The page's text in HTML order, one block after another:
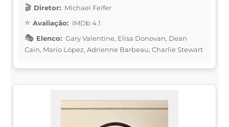
Diretor: Michael Feifer
Avaliação: IMDb 4.1
Elenco: Gary Valentine, Elisa Donovan, Dean
Cain, Mario López, Adrienne Barbeau, Charlie Stewart